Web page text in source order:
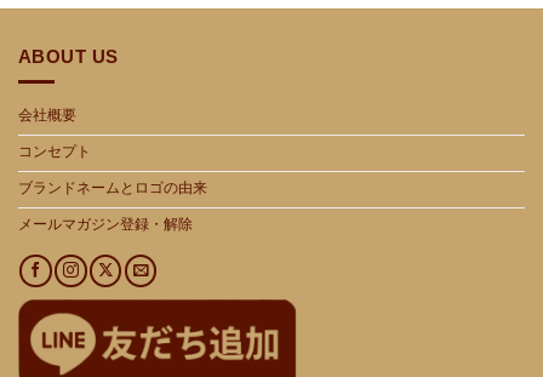
ABOUT US
会社概要
コンセプト
ブランドネームとロゴの由来
メールマガジン登録・解除